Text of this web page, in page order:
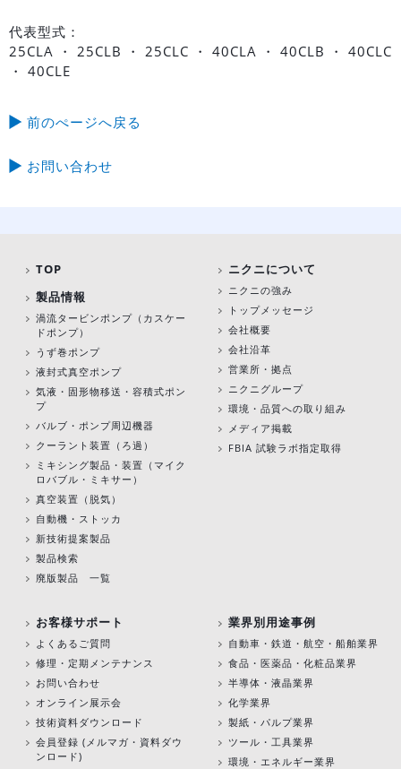
代表型式：
25CLA ・ 25CLB ・ 25CLC ・ 40CLA ・ 40CLB ・ 40CLC
・ 40CLE
前のぺージへ戻る
お問い合わせ
TOP
製品情報
渦流タービンポンプ （カスケー
ドポンプ）
うず巻ポンプ
液封式真空ポンプ
気液・固形物移送・容積式ポン
プ
バルブ・ポンプ周辺機器
クーラント装置（ろ過）
ミキシング製品・装置（マイク
ロバブル・ミキサー）
真空装置（脱気）
自動機・ストッカ
新技術提案製品
製品検索
廃版製品 一覧
ニクニについて
ニクニの強み
トップメッセージ
会社概要
会社沿革
営業所・拠点
ニクニグループ
環境・品質への取り組み
メディア掲載
FBIA 試験ラボ指定取得
お客様サポート
よくあるご質問
修理・定期メンテナンス
お問い合わせ
オンライン展示会
技術資料ダウンロード
会員登録 (メルマガ・資料ダウ
ンロード)
業界別用途事例
自動車・鉄道・航空・船舶業界
食品・医薬品・化粧品業界
半導体・液晶業界
化学業界
製紙・パルプ業界
ツール・工具業界
環境・エネルギー業界